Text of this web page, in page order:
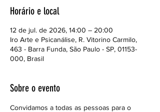
Horário e local
12 de jul. de 2026, 14:00 – 20:00
Iro Arte e Psicanálise, R. Vitorino Carmilo,
463 - Barra Funda, São Paulo - SP, 01153-
000, Brasil
Sobre o evento
Convidamos a todas as pessoas para o